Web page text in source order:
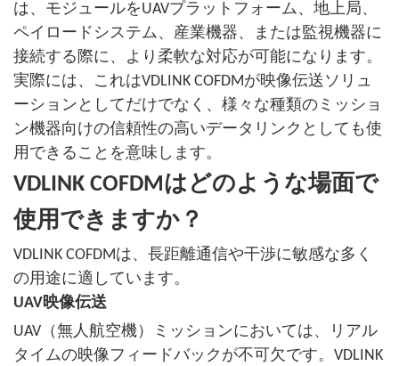
は、モジュールをUAVプラットフォーム、地上局、
ペイロードシステム、産業機器、または監視機器に
接続する際に、より柔軟な対応が可能になります。
実際には、これはVDLINK COFDMが映像伝送ソリュ
ーションとしてだけでなく、様々な種類のミッショ
ン機器向けの信頼性の高いデータリンクとしても使
用できることを意味します。
VDLINK COFDMはどのような場面で
使用できますか？
VDLINK COFDMは、長距離通信や干渉に敏感な多く
の用途に適しています。
UAV映像伝送
UAV（無人航空機）ミッションにおいては、リアル
タイムの映像フィードバックが不可欠です。VDLINK